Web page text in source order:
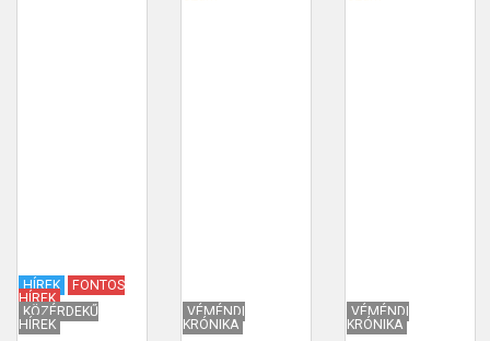
HÍREK
FONTOS
HÍREK
KÖZÉRDEKŰ
HÍREK
VÉMÉNDI
KRÓNIKA
VÉMÉNDI
KRÓNIKA